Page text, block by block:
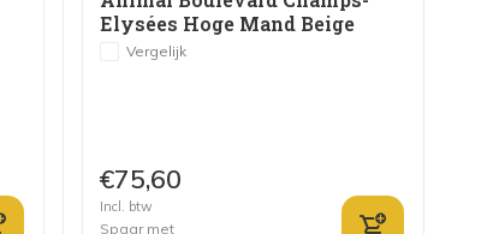
Elysées Hoge Mand Beige
Vergelijk
€75,60
Incl. btw
Spaar met